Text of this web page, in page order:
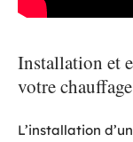
Installation et
votre chauffage
L’installation